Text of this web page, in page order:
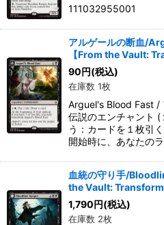
111032955001
アルゲールの断血/
【From the Vault:
90円(税込)
在庫数 1枚
Arguel's Blood Fast /
伝説のエンチャント
う：カードを１枚引
開始時に、あなたの
血統の守り手/
the Vault: Transform
1,790円(税込)
在庫数 2枚